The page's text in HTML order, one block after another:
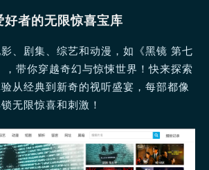
好者的无限惊喜宝库
、剧集、综艺和动漫，如《黑镜 第七
，带你穿越奇幻与惊悚世界！快来探索
从经典到新奇的视听盛宴，每部都像
无限惊喜和刺激！